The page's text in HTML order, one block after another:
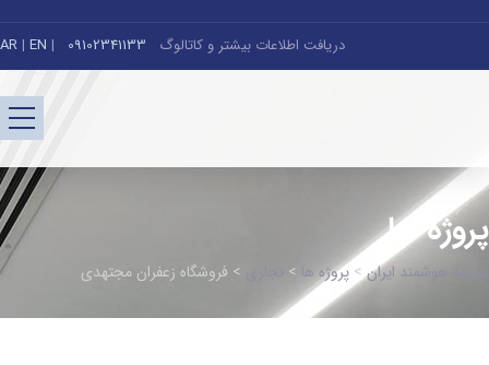
دریافت اطلاعات بیشتر و کاتالوگ 09102341133
|
AR | EN
پروژه ها
شیشه هوشمند ایران> پروژه ها >
> فروشگاه زعفران مجتهدی